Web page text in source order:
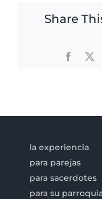
Share
la experiencia
para parejas
para sacerdotes
para su